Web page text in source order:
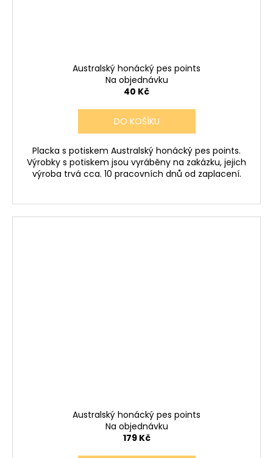
Australský honácký pes points
Na objednávku
40 Kč
DO KOŠÍKU
Placka s potiskem Australský honácký pes points.
Výrobky s potiskem jsou vyráběny na zakázku, jejich
výroba trvá cca. 10 pracovních dnů od zaplacení.
Australský honácký pes points
Na objednávku
179 Kč